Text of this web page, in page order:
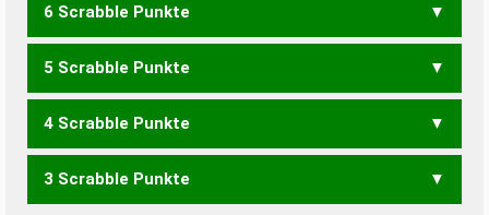
WIRTE
6 Scrabble Punkte
WEIT WERT WETT WIET
5 Scrabble Punkte
RWE WER WIE WIR RITTE
4 Scrabble Punkte
REIT RETT RIET RITE
3 Scrabble Punkte